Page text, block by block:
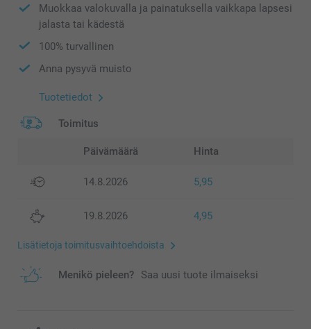
Muokkaa valokuvalla ja painatuksella vaikkapa lapsesi
jalasta tai kädestä
100% turvallinen
Anna pysyvä muisto
Tuotetiedot
Toimitus
Päivämäärä Hinta
14.8.2026 5,95
19.8.2026 4,95
Lisätietoja toimitusvaihtoehdoista
Menikö pieleen? Saa uusi tuote ilmaiseksi